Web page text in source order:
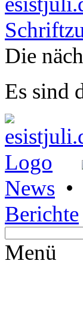
Die
Es sind
News •
Berichte
Menü